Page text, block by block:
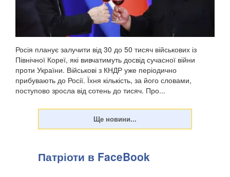
Росія планує залучити від 30 до 50 тисяч військових із
Північної Кореї, які вивчатимуть досвід сучасної війни
проти України. Військові з КНДР уже періодично
прибувають до Росії. Їхня кількість, за його словами,
поступово зросла від сотень до тисяч. Про...
Патріоти в FaceBook